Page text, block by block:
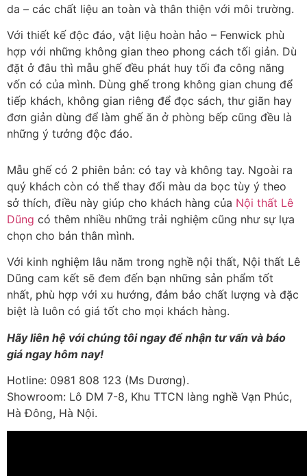
da – các chất liệu an toàn và thân thiện với môi trường.
Với thiết kế độc đáo, vật liệu hoàn hảo – Fenwick phù
hợp với những không gian theo phong cách tối giản. Dù
đặt ở đâu thì mẫu ghế đều phát huy tối đa công năng
vốn có của mình. Dùng ghế trong không gian chung để
tiếp khách, không gian riêng để đọc sách, thư giãn hay
đơn giản dùng để làm ghế ăn ở phòng bếp cũng đều là
những ý tưởng độc đáo.
Mẫu ghế có 2 phiên bản: có tay và không tay. Ngoài ra
quý khách còn có thể thay đổi màu da bọc tùy ý theo
sở thích, điều này giúp cho khách hàng của Nội thất Lê
Dũng có thêm nhiều những trải nghiệm cũng như sự lựa
chọn cho bản thân mình.
Với kinh nghiệm lâu năm trong nghề nội thất, Nội thất Lê
Dũng cam kết sẽ đem đến bạn những sản phẩm tốt
nhất, phù hợp với xu hướng, đảm bảo chất lượng và đặc
biệt là luôn có giá tốt cho mọi khách hàng.
Hãy liên hệ với chúng tôi ngay để nhận tư vấn và báo
giá ngay hôm nay!
Hotline: 0981 808 123 (Ms Dương).
Showroom: Lô DM 7-8, Khu TTCN làng nghề Vạn Phúc,
Hà Đông, Hà Nội.